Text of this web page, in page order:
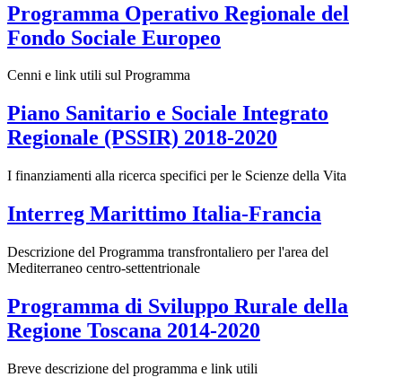
Programma Operativo Regionale del
Fondo Sociale Europeo
Cenni e link utili sul Programma
Piano Sanitario e Sociale Integrato
Regionale (PSSIR) 2018-2020
I finanziamenti alla ricerca specifici per le Scienze della Vita
Interreg Marittimo Italia-Francia
Descrizione del Programma transfrontaliero per l'area del
Mediterraneo centro-settentrionale
Programma di Sviluppo Rurale della
Regione Toscana 2014-2020
Breve descrizione del programma e link utili